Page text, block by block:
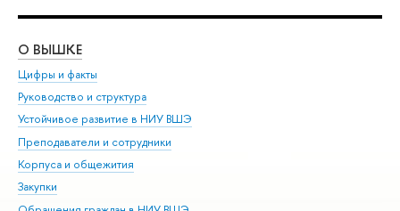
О ВЫШКЕ
Цифры и факты
Руководство и структура
Устойчивое развитие в НИУ ВШЭ
Преподаватели и сотрудники
Корпуса и общежития
Закупки